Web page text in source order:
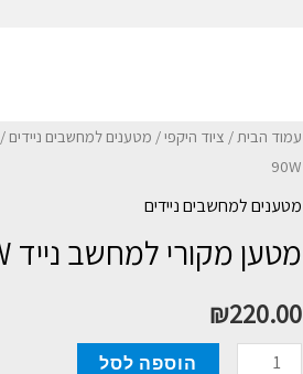
עמוד הבית/ ציוד היקפי/ מטענים למחשבים ניידים
90W
מטענים למחשבים ניידים
מטען מקורי למחשב נייד HP 90W
₪220.00
כמות
הוספה לסל